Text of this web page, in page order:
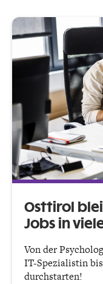
Osttirol
Jobs in
Von der
IT-Spezialistin
durchstarten!